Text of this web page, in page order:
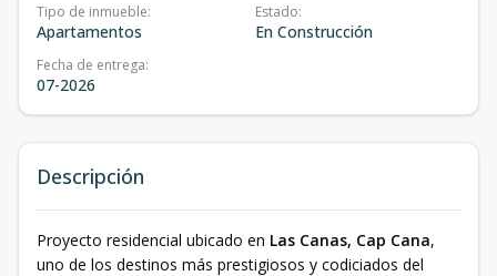
Tipo de inmueble:
Apartamentos
Estado:
En Construcción
Fecha de entrega:
07-2026
Descripción
Proyecto residencial ubicado en Las Canas, Cap Cana,
uno de los destinos más prestigiosos y codiciados del